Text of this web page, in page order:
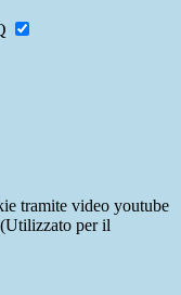
tramite video youtube
per il